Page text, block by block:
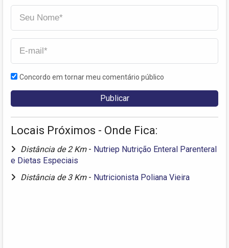
Concordo em tornar meu comentário público
Locais Próximos - Onde Fica:
Distância de 2 Km - Nutriep Nutrição Enteral Parenteral
e Dietas Especiais
Distância de 3 Km - Nutricionista Poliana Vieira